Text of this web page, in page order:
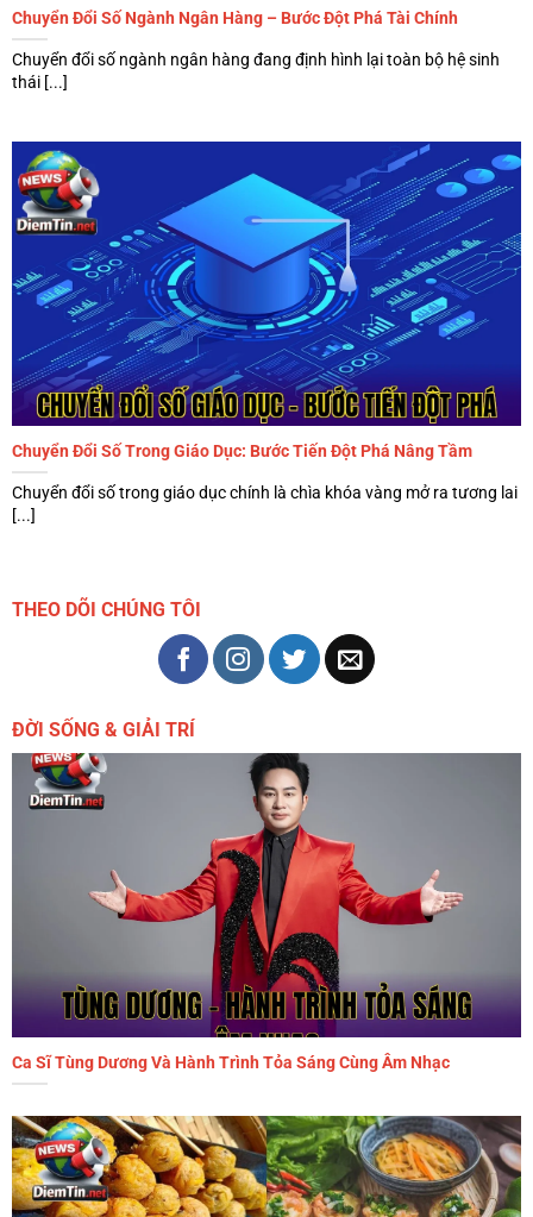
Chuyển Đổi Số Ngành Ngân Hàng – Bước Đột Phá Tài Chính
Chuyển đổi số ngành ngân hàng đang định hình lại toàn bộ hệ sinh
thái [...]
Chuyển Đổi Số Trong Giáo Dục: Bước Tiến Đột Phá Nâng Tầm
Chuyển đổi số trong giáo dục chính là chìa khóa vàng mở ra tương lai
[...]
THEO DÕI CHÚNG TÔI
ĐỜI SỐNG & GIẢI TRÍ
Ca Sĩ Tùng Dương Và Hành Trình Tỏa Sáng Cùng Âm Nhạc